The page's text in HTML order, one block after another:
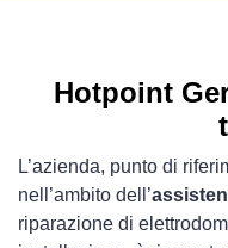
Hotpoint
L’azienda, punto di
nell’ambito dell’
riparazione di